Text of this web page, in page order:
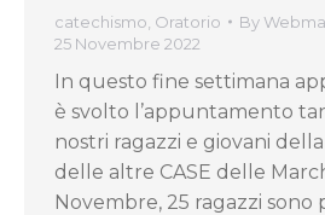
catechismo Oratorio By
25 Novembre 2022
In questo fine settimana
è svolto l’appuntamento
nostri ragazzi e giovani
delle altre CASE delle
Novembre, 25 ragazzi sono